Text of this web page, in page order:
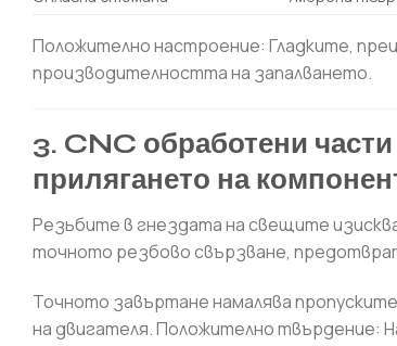
Положително настроение: Гладките,
производителността на запалването.
3. CNC обработени
прилягането на
Резьбите в гнездата на свещите
точното резбово свързване,
Точното завъртане намалява
на двигателя. Положително твърдение: